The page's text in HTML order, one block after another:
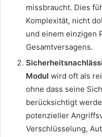
missbraucht. Dies
Komplexität, nicht
und einem einzigen
Gesamtversagens.
Modul wird oft als
ohne dass seine
berücksichtigt
potenzieller
Verschlüsselung,